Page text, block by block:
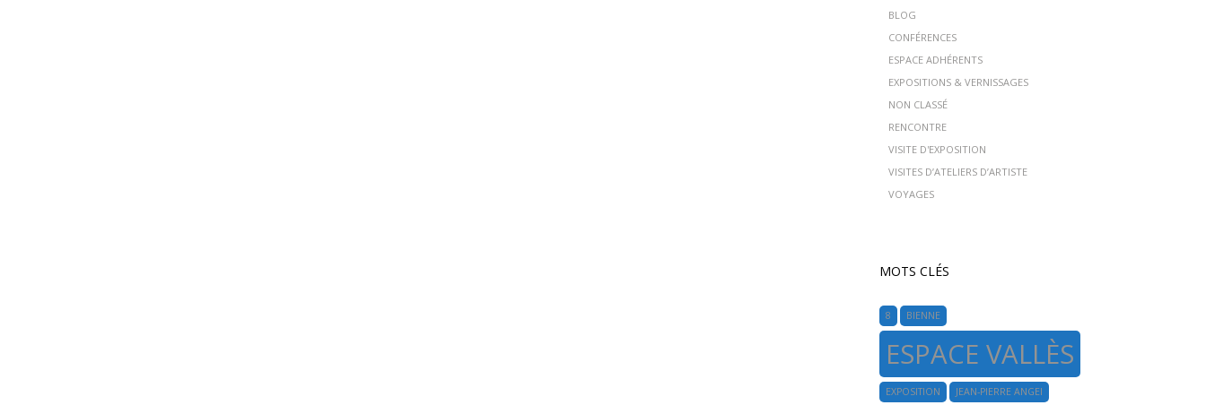
BLOG
CONFÉRENCES
ESPACE ADHÉRENTS
EXPOSITIONS & VERNISSAGES
NON CLASSÉ
RENCONTRE
VISITE D'EXPOSITION
VISITES D’ATELIERS D’ARTISTE
VOYAGES
MOTS CLÉS
8 BIENNE
ESPACE VALLÈS
EXPOSITION JEAN-PIERRE ANGEI